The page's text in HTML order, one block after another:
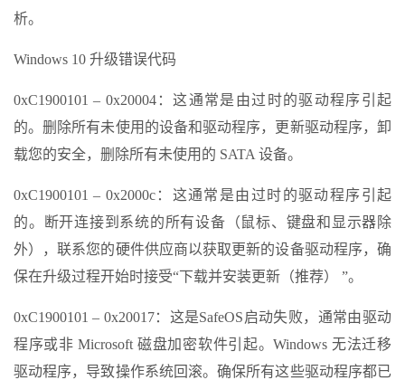
析。
Windows 10 升级错误代码
0xC1900101 – 0x20004：这通常是由过时的驱动程序引起
的。删除所有未使用的设备和驱动程序，更新驱动程序，卸
载您的安全，删除所有未使用的 SATA 设备。
0xC1900101 – 0x2000c：这通常是由过时的驱动程序引起
的。断开连接到系统的所有设备（鼠标、键盘和显示器除
外），联系您的硬件供应商以获取更新的设备驱动程序，确
保在升级过程开始时接受“下载并安装更新（推荐） ”。
0xC1900101 – 0x20017：这是SafeOS启动失败，通常由驱动
程序或非 Microsoft 磁盘加密软件引起。Windows 无法迁移
驱动程序，导致操作系统回滚。确保所有这些驱动程序都已